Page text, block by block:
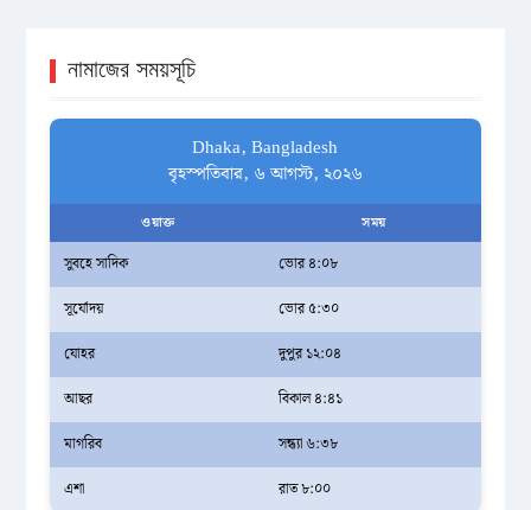
নামাজের সময়সূচি
Dhaka, Bangladesh
বৃহস্পতিবার, ৬ আগস্ট, ২০২৬
ওয়াক্ত সময়
সুবহে সাদিক
ভোর ৪:০৮
সূর্যোদয়
ভোর ৫:৩০
যোহর
দুপুর ১২:০৪
আছর
বিকাল ৪:৪১
মাগরিব
সন্ধ্যা ৬:৩৮
এশা
রাত ৮:০০